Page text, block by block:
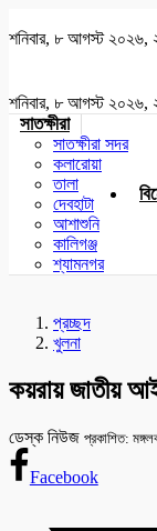
শনিবার, ৮ আগস্ট ২০২৬,
শনিবার, ৮ আগস্ট ২০২৬,
সাতক্ষীরা
সাতক্ষীরা সদর
কলারোয়া
তালা
দেবহাটা
আশাশুনি
কালিগঞ্জ
শ্যামনগর
প্রচ্ছদ
খুলনা
কয়রায় জাতীয়
ডেস্ক নিউজ প্রকাশিত:
Facebook